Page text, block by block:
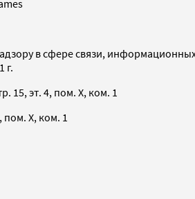
в сфере связи,
г.
15, эт. 4, пом. X, ком. 1
пом. X, ком. 1